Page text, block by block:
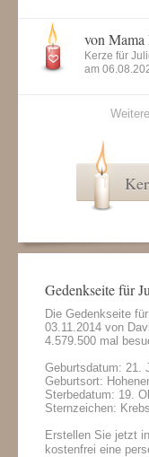
von Mama
Kerze für
am
Gedenkseite für
Die Gedenkseite
03.11.2014 von
4.579.500 mal
Geburtsdatum: 21.
Geburtsort:
Sterbedatum: 19.
Sternzeichen: Krebs
Erstellen Sie jetzt
kostenfrei eine